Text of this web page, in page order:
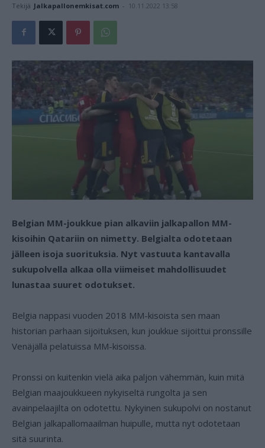
Tekijä Jalkapallonemkisat.com - 10.11.2022 13:58
Belgian MM-joukkue pian alkaviin jalkapallon MM-
kisoihin Qatariin on nimetty. Belgialta odotetaan
jälleen isoja suorituksia. Nyt vastuuta kantavalla
sukupolvella alkaa olla viimeiset mahdollisuudet
lunastaa suuret odotukset.
Belgia nappasi vuoden 2018 MM-kisoista sen maan
historian parhaan sijoituksen, kun joukkue sijoittui pronssille
Venäjällä pelatuissa MM-kisoissa.
Pronssi on kuitenkin vielä aika paljon vähemmän, kuin mitä
Belgian maajoukkueen nykyiseltä rungolta ja sen
avainpelaajilta on odotettu. Nykyinen sukupolvi on nostanut
Belgian jalkapallomaailman huipulle, mutta nyt odotetaan
sitä suurinta.